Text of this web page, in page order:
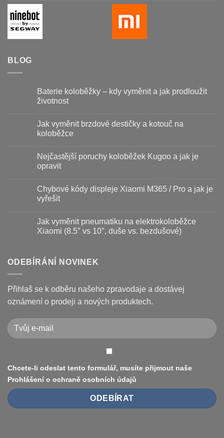
BLOG
Baterie koloběžky – kdy vyměnit a jak prodloužit
životnost
textu
s
koloběžky
kdy
jak
prodloužit
životnost
Jak vyměnit brzdové destičky a kotouč na
koloběžce
u
textu
s
vyměnit
brzdové
destičky
na
koloběžce
Nejčastější poruchy koloběžek Kugoo a jak je
opravit
u
textu
s
poruchy
koloběžek
Kugoo
opravit
Chybové kódy displeje Xiaomi M365 / Pro a jak je
vyřešit
textu
s
displeje
Xiaomi
Pro
a
jak
je
Jak vyměnit pneumatiku na elektrokoloběžce
Xiaomi (8.5″ vs 10″, duše vs. bezdušové)
textu
s
vyměnit
pneumatiku
na
elektrokoloběžce
(8.5″
vs
10″,
duše
ODEBÍRÁNÍ NOVINEK
Přihlaš se k odběru našeho zpravodaje a dostávej
oznámení o prodeji a nových produktech.
Chcete-li odeslat tento formulář, musíte přijmout naše
Prohlášení o ochraně osobních údajů